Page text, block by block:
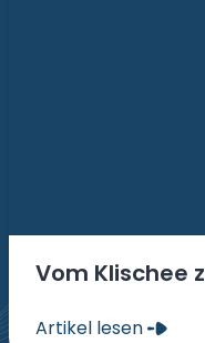
Vom Klischee
Artikel lesen